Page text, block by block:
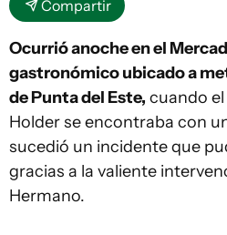
Compartir
Ocurrió anoche en el
gastronómico ubicado a
de Punta del Este, cuando
Holder se encontraba con
sucedió un incidente que
gracias a la valiente
Hermano.